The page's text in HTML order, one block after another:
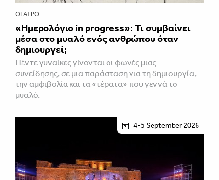
ΘΈΑΤΡΟ
«Ημερολόγιο in progress»: Τι συμβαίνει
μέσα στο μυαλό ενός ανθρώπου όταν
δημιουργεί;
Πέντε γυναίκες γίνονται οι φωνές μιας
συνείδησης, σε μια παράσταση για τη δημιουργία,
την αμφιβολία και τα «τέρατα» που γεννά το
μυαλό.
4-5 September 2026